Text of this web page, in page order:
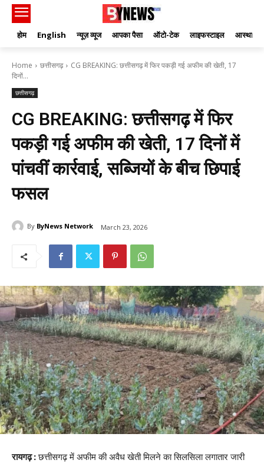
होम English न्यूज़ व्यूज आपका पैसा ऑटो-टेक लाइफस्टाइल आस्था
Home छत्तीसगढ़
CG BREAKING: छत्तीसगढ़ में फिर पकड़ी गई अफीम की खेती, 17
दिनों...
छत्तीसगढ़
CG BREAKING: छत्तीसगढ़ में फिर
पकड़ी गई अफीम की खेती, 17 दिनों में
पांचवीं कार्रवाई, सब्जियों के बीच छिपाई
फसल
By ByNews Network March 23, 2026
रायगढ़ :छत्तीसगढ़ में अफीम की अवैध खेती मिलने का सिलसिला लगातार जारी